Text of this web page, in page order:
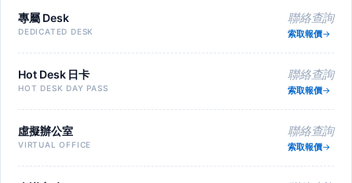
專屬 Desk
DEDICATED DESK
聯絡查詢
索取報價
Hot Desk 日卡
HOT DESK DAY PASS
聯絡查詢
索取報價
虛擬辦公室
VIRTUAL OFFICE
聯絡查詢
索取報價